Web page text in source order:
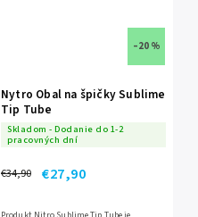
–20 %
Nytro Obal na špičky Sublime
Tip Tube
Skladom - Dodanie do 1-2
pracovných dní
€34,90 €27,90